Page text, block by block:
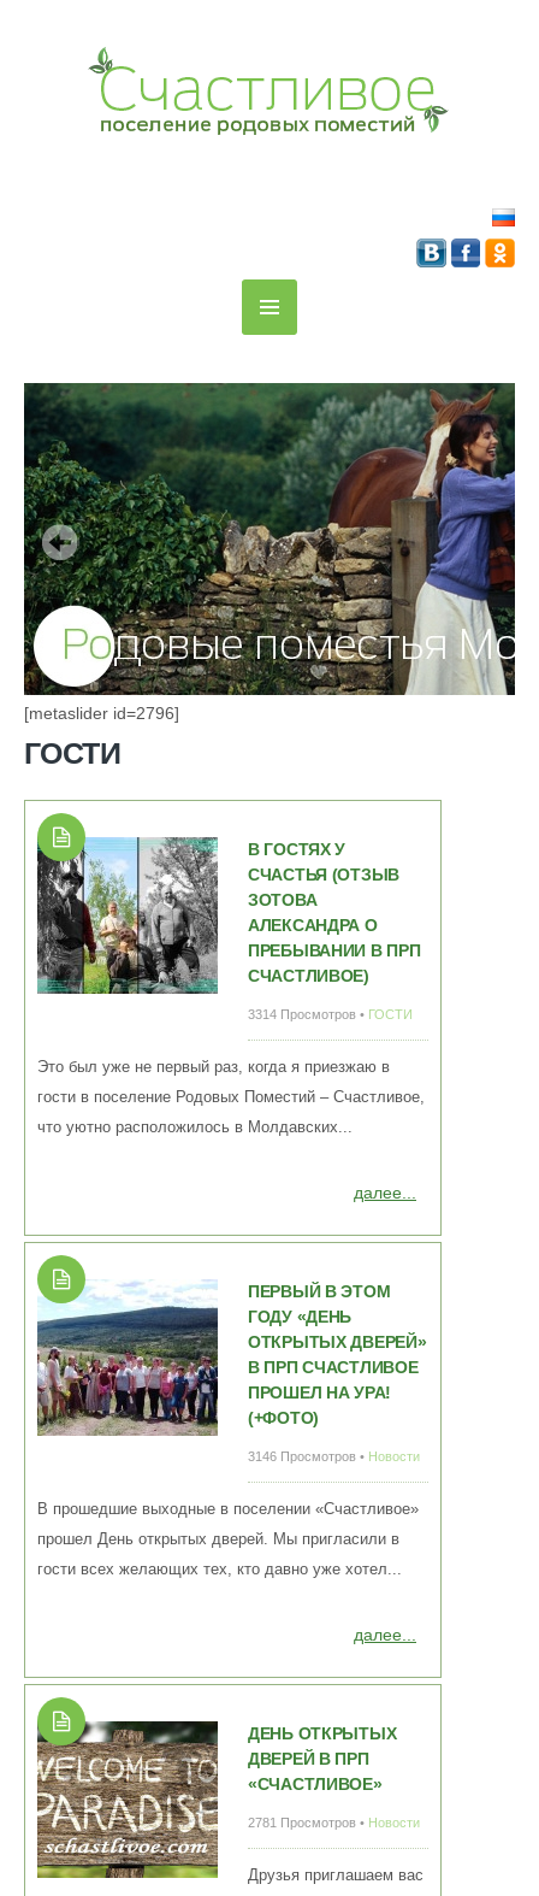
[metaslider id=2796]
ГОСТИ
В ГОСТЯХ У
СЧАСТЬЯ (ОТЗЫВ
ЗОТОВА
АЛЕКСАНДРА О
ПРЕБЫВАНИИ В ПРП
СЧАСТЛИВОЕ)
3314 Просмотров • ГОСТИ
далее...
Это был уже не первый раз, когда я приезжаю в
гости в поселение Родовых Поместий – Счастливое,
что уютно расположилось в Молдавских...
ПЕРВЫЙ В ЭТОМ
ГОДУ «ДЕНЬ
ОТКРЫТЫХ ДВЕРЕЙ»
В ПРП СЧАСТЛИВОЕ
ПРОШЕЛ НА УРА!
(+ФОТО)
3146 Просмотров • Новости
далее...
В прошедшие выходные в поселении «Счастливое»
прошел День открытых дверей. Мы пригласили в
гости всех желающих тех, кто давно уже хотел...
ДЕНЬ ОТКРЫТЫХ
ДВЕРЕЙ В ПРП
«СЧАСТЛИВОЕ»
2781 Просмотров • Новости
Друзья приглашаем вас